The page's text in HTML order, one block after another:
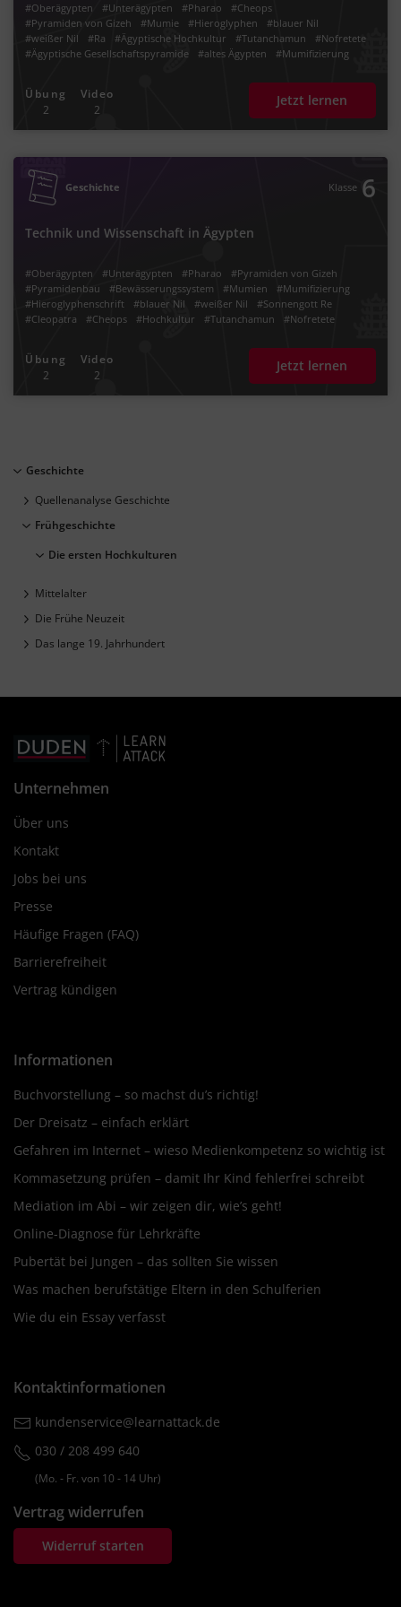
#Oberägypten #Unterägypten #Pharao
#Cheops
#Pyramiden von Gizeh
#Mumie #Hieroglyphen
#blauer Nil
#weißer Nil
#Ra #Ägyptische Hochkultur #Tutanchamun
#Nofretete
#Ägyptische Gesellschaftspyramide
#altes Ägypten
#Mumifizierung
#Ackerbau und Viehzucht
#Bassinbewässerung
#Kairo
#Memphis
#Tal der Könige
#Herrschaftspyramide
#Hieroglyphenschrift
#Wesire #Maat #Altägypten
#Dömanen
#Landwirtschaft
#Überschwemmung #Kanalsystem
#Ägyptisches Reich
#v. Chr.
Übung
2
Video
2
Jetzt lernen
Geschichte Klasse 6
Technik und Wissenschaft in Ägypten
#Oberägypten #Unterägypten #Pharao
#Pyramiden von Gizeh
#Pyramidenbau
#Bewässerungssystem #Mumien
#Mumifizierung
#Hieroglyphenschrift
#blauer Nil #weißer Nil
#Sonnengott Re
#Cleopatra
#Cheops #Hochkultur #Tutanchamun
#Nofretete
#hieratische Schrift
#demotische Schrift
#Stein von Rosette
#Tal der Könige
#Ackerbau und Viehzucht
#Bassinbewässerung
#Kairo #Papyrus
#erste Hochkulturen
Übung
2
Video
2
Jetzt lernen
Geschichte
Quellenanalyse Geschichte
Frühgeschichte
Die ersten Hochkulturen
Mittelalter
Die Frühe Neuzeit
Das lange 19. Jahrhundert
Unternehmen
Über uns
Kontakt
Jobs bei uns
Presse
Häufige Fragen (FAQ)
Barrierefreiheit
Vertrag kündigen
Informationen
Buchvorstellung – so machst du’s richtig!
Der Dreisatz – einfach erklärt
Gefahren im Internet – wieso Medienkompetenz so wichtig ist
Kommasetzung prüfen – damit Ihr Kind fehlerfrei schreibt
Mediation im Abi – wir zeigen dir, wie’s geht!
Online-Diagnose für Lehrkräfte
Pubertät bei Jungen – das sollten Sie wissen
Was machen berufstätige Eltern in den Schulferien
Wie du ein Essay verfasst
Kontaktinformationen
kundenservice@learnattack.de
030 / 208 499 640
(Mo. ‐ Fr. von 10 ‐ 14 Uhr)
Vertrag widerrufen
Widerruf starten